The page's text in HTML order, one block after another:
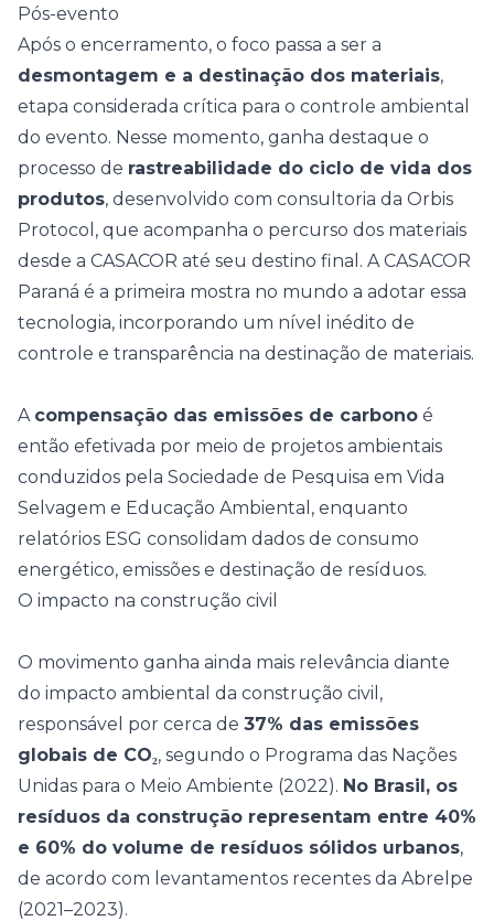
Pós-evento
Após o encerramento, o foco passa a ser a
desmontagem e a destinação dos materiais,
etapa considerada crítica para o controle ambiental
do evento. Nesse momento, ganha destaque o
processo de rastreabilidade do ciclo de vida dos
produtos, desenvolvido com consultoria da Orbis
Protocol, que acompanha o percurso dos materiais
desde a CASACOR até seu destino final. A CASACOR
Paraná é a primeira mostra no mundo a adotar essa
tecnologia, incorporando um nível inédito de
controle e transparência na destinação de materiais.
A compensação das emissões de carbono é
então efetivada por meio de projetos ambientais
conduzidos pela Sociedade de Pesquisa em Vida
Selvagem e Educação Ambiental, enquanto
relatórios ESG consolidam dados de consumo
energético, emissões e destinação de resíduos.
O impacto na construção civil
O movimento ganha ainda mais relevância diante
do impacto ambiental da construção civil,
responsável por cerca de 37% das emissões
globais de CO₂, segundo o Programa das Nações
Unidas para o Meio Ambiente (2022). No Brasil, os
resíduos da construção representam entre 40%
e 60% do volume de resíduos sólidos urbanos,
de acordo com levantamentos recentes da Abrelpe
(2021–2023).